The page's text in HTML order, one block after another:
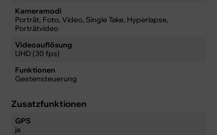
Kameramodi
Porträt, Foto, Video, Single Take, Hyperlapse,
Porträtvideo
Videoauflösung
UHD (30 fps)
Funktionen
Gestensteuerung
Zusatzfunktionen
GPS
ja